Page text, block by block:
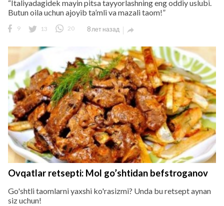
“Italiyadagidek mayin pitsa tayyorlashning eng oddiy uslubi.
Butun oila uchun ajoyib ta’mli va mazali taom!”
9 13 20 8 лет назад 
Ovqatlar retsepti: Mol go’shtidan befstroganov
Go'shtli taomlarni yaxshi ko'rasizmi? Unda bu retsept aynan
siz uchun!